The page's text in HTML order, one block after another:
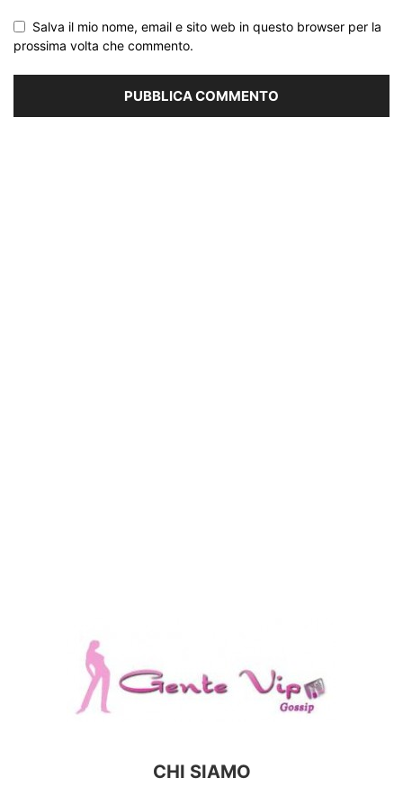
Salva il mio nome, email e sito web in questo browser per la
prossima volta che commento.
CHI SIAMO